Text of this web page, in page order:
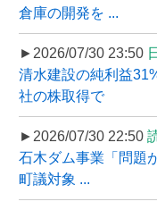
倉庫の開発を ...
►2026/07/30 23:50
清水建設の純利益
社の株取得で
►2026/07/30 22:50
石木ダム事業「問題
町議対象 ...